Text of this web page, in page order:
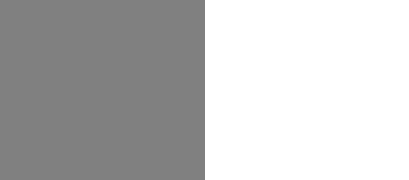
Найдете хостел или мини-